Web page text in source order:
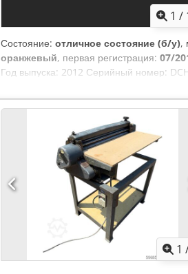
1 /
Состояние: отличное состояние (б/у),
оранжевый, первая регистрация: 07/
Год выпуска: 2012 Серийный номер:
цилиндров: 4 Собственный вес: 22 600
Состояние Техническое состояние:
информация Цена: По запросу
сервисная история, полностью готов к
мм, 450 мм и 2000 мм для очистки
1